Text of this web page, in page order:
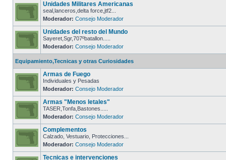
Unidades Militares Americanas
seal,lanceros,delta force,jtf2...
Moderador: Consejo Moderador
Unidades del resto del Mundo
Sayeret,Sgr,707ºbatallon.....
Moderador: Consejo Moderador
Equipamiento,Tecnicas y otras Curiosidades
Armas de Fuego
Individuales y Pesadas
Moderador: Consejo Moderador
Armas "Menos letales"
TASER,Tonfa,Bastones.....
Moderador: Consejo Moderador
Complementos
Calzado, Vestuario, Protecciones...
Moderador: Consejo Moderador
Tecnicas e intervenciones